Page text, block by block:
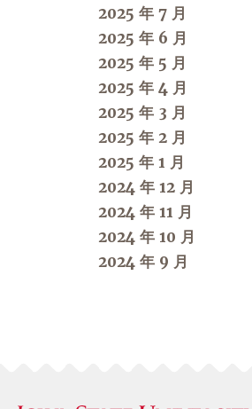
2025 年 7 月
2025 年 6 月
2025 年 5 月
2025 年 4 月
2025 年 3 月
2025 年 2 月
2025 年 1 月
2024 年 12 月
2024 年 11 月
2024 年 10 月
2024 年 9 月